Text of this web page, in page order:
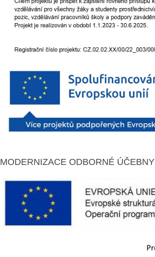
MODERNIZACE ODBORNÉ ÚČEBNY